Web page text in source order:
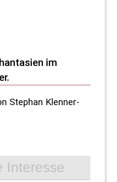
im
Stephan Klenner-